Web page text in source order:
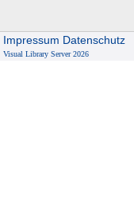
Impressum Datenschutz
Visual Library Server 2026